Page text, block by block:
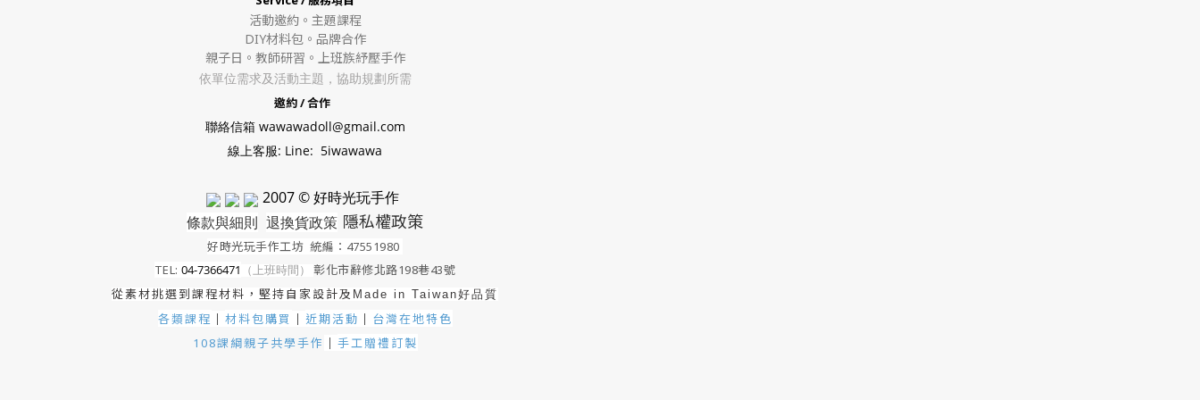
活動邀約。 主題課程
DIY材料包。 品牌合作
親子日。教師研習。上班族紓壓手作
依單位需求及活動主題，協助規劃所需
邀約 / 合作
聯絡信箱 wawawadoll@gmail.com
線上客服: Line: 5iwawawa
2007 © 好時光玩手作
條款與細則 退換貨政策 隱私權政策
好時光玩手作工坊 統編：47551980
TEL:04-7366471 （上班時間）彰化市辭修北路198巷43號
從素材挑選到課程材料，堅持自家設計及 Made in Taiwan好品質
各類課程 ｜ 材料包購買 ｜ 近期活動 ｜ 台灣在地特色
108課綱親子共學手作 ｜ 手工贈禮訂製